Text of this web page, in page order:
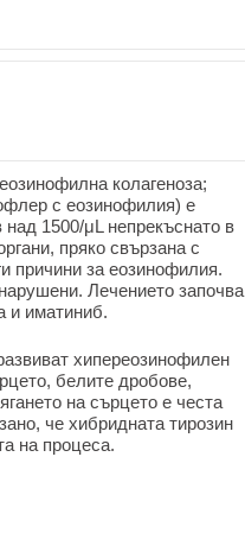
колагеноза;
с еозинофилия) е
1500/μL непрекъснато в
пряко свързана с
причини за еозинофилия.
Лечението започва
и иматиниб.
хипереозинофилен
белите дробове,
на сърцето е честа
че хибридната тирозин
на процеса.